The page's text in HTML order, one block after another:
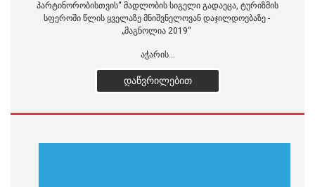
პარტინორობისთვის“ მადლობის სიგელი გადაეცა, ტურიზმის
სფეროში წლის ყველაზე მნიშვნელოვან დაჯილდოებაზე -
„მაგნოლია 2019“
აჭარის...
ᲓᲐᲬᲕᲠᲘᲚᲔᲑᲘᲗ